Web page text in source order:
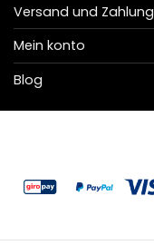
Versand und Zahlung
Mein konto
Blog